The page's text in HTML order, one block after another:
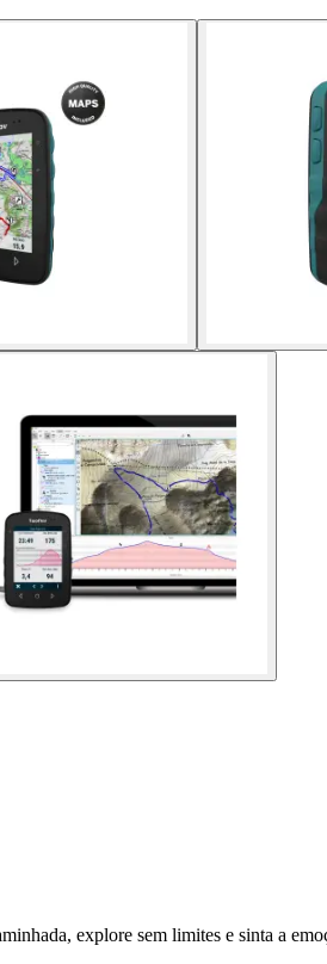
explore sem limites e sinta a